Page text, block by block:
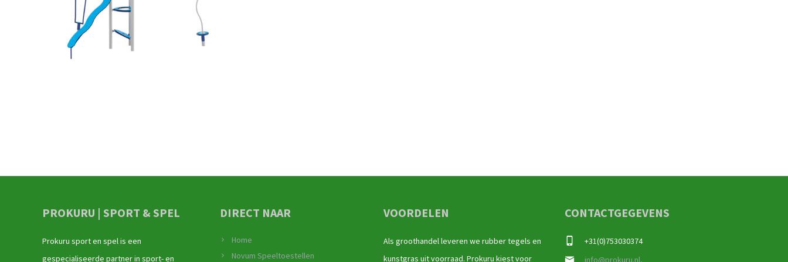
PROKURU | SPORT & SPEL
Prokuru sport en spel is een
gespecialiseerde partner in sport- en
DIRECT NAAR
Home
Novum Speeltoestellen
VOORDELEN
Als groothandel leveren we rubber tegels en
kunstgras uit voorraad. Prokuru kiest voor
CONTACTGEGEVENS
+31(0)753030374
info@prokuru.nl,